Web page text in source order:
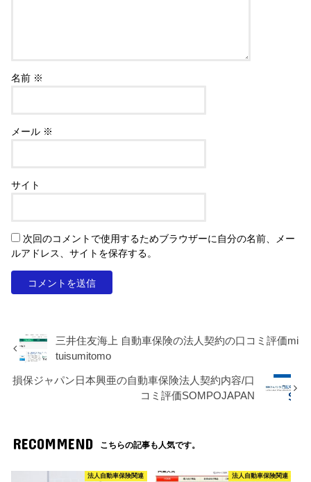
名前 ※
メール ※
サイト
次回のコメントで使用するためブラウザーに自分の名前、メー
ルアドレス、サイトを保存する。
三井住友海上 自動車保険の法人契約の口コミ評価mi
tuisumitomo
損保ジャパン日本興亜の自動車保険法人契約内容/口
コミ評価SOMPOJAPAN
RECOMMEND こちらの記事も人気です。
法人自動車保険関連 法人自動車保険関連